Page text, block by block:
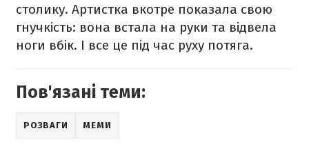
столику. Артистка вкотре показала свою
гнучкість: вона встала на руки та відвела
ноги вбік. І все це під час руху потяга.
Пов'язані теми:
РОЗВАГИ МЕМИ